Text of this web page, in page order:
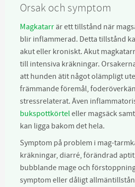
Orsak och symptom
Magkatarr är ett tillstånd när
blir inflammerad. Detta tillstånd
akut eller kroniskt. Akut
till intensiva kräkningar.
att hunden ätit något olämpligt
främmande föremål,
stressrelaterat. Även
bukspottkörteleller magsäck
kan ligga bakom det hela.
Symptom på problem i mag-
kräkningar, diarré, förändrad
bubblande mage och
symptom eller dåligt